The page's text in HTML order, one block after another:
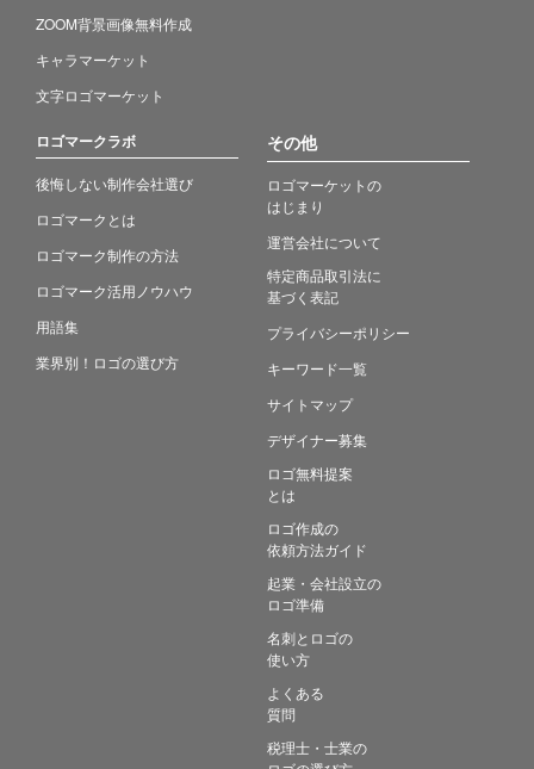
ZOOM背景画像無料作成
キャラマーケット
文字ロゴマーケット
ロゴマークラボ
後悔しない制作会社選び
ロゴマークとは
ロゴマーク制作の方法
ロゴマーク活用ノウハウ
用語集
業界別！ロゴの選び方
その他
ロゴマーケットの
はじまり
運営会社について
特定商品取引法に
基づく表記
プライバシーポリシー
キーワード一覧
サイトマップ
デザイナー募集
ロゴ無料提案
とは
ロゴ作成の
依頼方法ガイド
起業・会社設立の
ロゴ準備
名刺とロゴの
使い方
よくある
質問
税理士・士業の